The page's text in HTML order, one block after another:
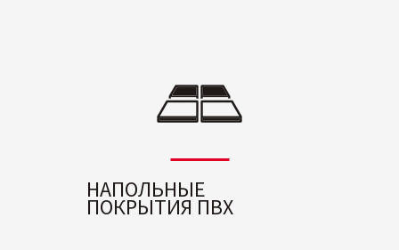
НАПОЛЬНЫЕ
ПОКРЫТИЯ ПВХ